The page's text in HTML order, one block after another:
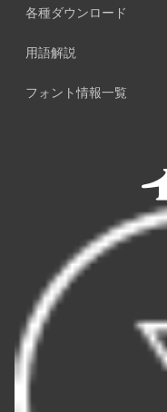
各種ダウンロード
用語解説
フォント情報一覧